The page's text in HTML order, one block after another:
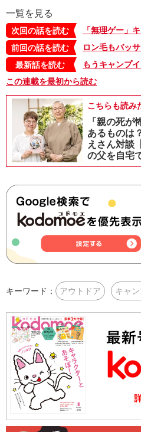
一覧を見る
次回の話を読む
前回の話を読む
最新話を読む
この連載を最初から読む
こちらも読み
「親の死が
あるものは
えさん対談
の父を自宅
キーワード： アウトドア キャ